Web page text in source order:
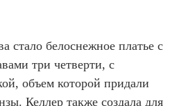
стало белоснежное платье с
три четверти, с
объем которой придали
Келлер также создала для